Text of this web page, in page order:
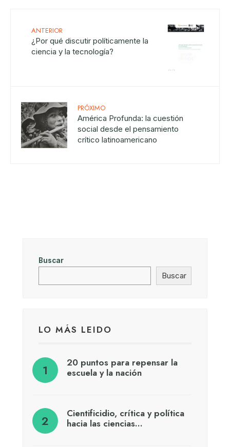
ANTERIOR
¿Por qué discutir políticamente la
ciencia y la tecnología?
PRÓXIMO
América Profunda: la cuestión
social desde el pensamiento
crítico latinoamericano
Buscar
Buscar
LO MÁS LEIDO
20 puntos para repensar la
escuela y la nación
Cientificidio, crítica y política
hacia las ciencias…